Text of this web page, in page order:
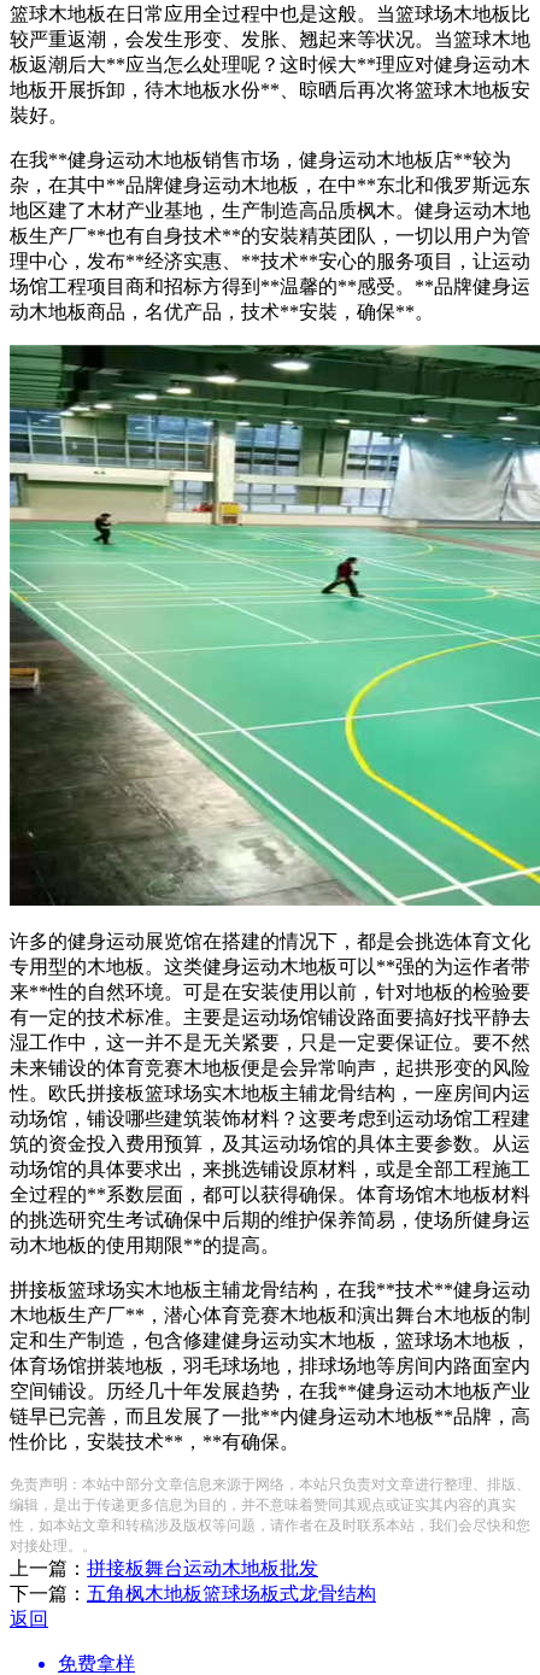
篮球木地板在日常应用全过程中也是这般。当篮球场木地板比
较严重返潮，会发生形变、发胀、翘起来等状况。当篮球木地
板返潮后大**应当怎么处理呢？这时候大**理应对健身运动木
地板开展拆卸，待木地板水份**、晾晒后再次将篮球木地板安
裝好。
在我**健身运动木地板销售市场，健身运动木地板店**较为
杂，在其中**品牌健身运动木地板，在中**东北和俄罗斯远东
地区建了木材产业基地，生产制造高品质枫木。健身运动木地
板生产厂**也有自身技术**的安裝精英团队，一切以用户为管
理中心，发布**经济实惠、**技术**安心的服务项目，让运动
场馆工程项目商和招标方得到**温馨的**感受。**品牌健身运
动木地板商品，名优产品，技术**安裝，确保**。
许多的健身运动展览馆在搭建的情况下，都是会挑选体育文化
专用型的木地板。这类健身运动木地板可以**强的为运作者带
来**性的自然环境。可是在安装使用以前，针对地板的检验要
有一定的技术标准。主要是运动场馆铺设路面要搞好找平静去
湿工作中，这一并不是无关紧要，只是一定要保证位。要不然
未来铺设的体育竞赛木地板便是会异常响声，起拱形变的风险
性。欧氏拼接板篮球场实木地板主辅龙骨结构，一座房间内运
动场馆，铺设哪些建筑装饰材料？这要考虑到运动场馆工程建
筑的资金投入费用预算，及其运动场馆的具体主要参数。从运
动场馆的具体要求出，来挑选铺设原材料，或是全部工程施工
全过程的**系数层面，都可以获得确保。体育场馆木地板材料
的挑选研究生考试确保中后期的维护保养简易，使场所健身运
动木地板的使用期限**的提高。
拼接板篮球场实木地板主辅龙骨结构，在我**技术**健身运动
木地板生产厂**，潜心体育竞赛木地板和演出舞台木地板的制
定和生产制造，包含修建健身运动实木地板，篮球场木地板，
体育场馆拼装地板，羽毛球场地，排球场地等房间内路面室内
空间铺设。历经几十年发展趋势，在我**健身运动木地板产业
链早已完善，而且发展了一批**内健身运动木地板**品牌，高
性价比，安裝技术**，**有确保。
免责声明：本站中部分文章信息来源于网络，本站只负责对文章进行整理、排版、
编辑，是出于传递更多信息为目的，并不意味着赞同其观点或证实其内容的真实
性，如本站文章和转稿涉及版权等问题，请作者在及时联系本站，我们会尽快和您
对接处理。。
上一篇： 拼接板舞台运动木地板批发
下一篇： 五角枫木地板篮球场板式龙骨结构
返回
免费拿样